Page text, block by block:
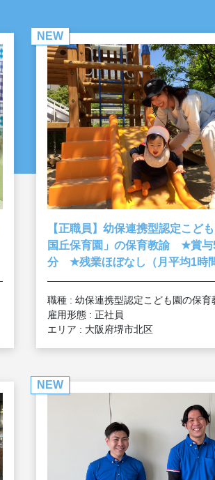
NEW
【正職員】幼保連携型認定こど
国丘保育園」の保育教諭 ★賞与
分 ★残業ほぼなし（月平均1時
職種 : 幼保連携型認定こども園の保育
雇用形態 : 正社員
エリア : 大阪府堺市北区
NEW